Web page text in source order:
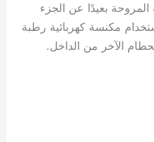
بعيدًا عن الجزء
مكنسة كهربائية رطبة
الآخر من الداخل.